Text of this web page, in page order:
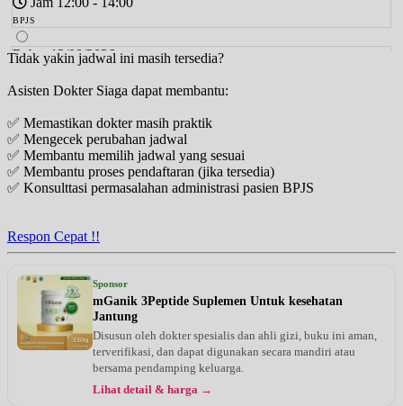
BPJS
Rabu, 12/08/2026
Jam 14:00 - 16:00
EKSEKUTIF
Kamis, 13/08/2026
Jam 09:00 - 11:00
BPJS
Kamis, 13/08/2026
Jam 12:00 - 14:00
Jumat, 14/08/2026
Jam 14:00 - 16:00
Sabtu, 15/08/2026
Tidak yakin jadwal ini masih tersedia?
Asisten Dokter Siaga dapat membantu:
✅ Memastikan dokter masih praktik
✅ Mengecek perubahan jadwal
✅ Membantu memilih jadwal yang sesuai
✅ Membantu proses pendaftaran (jika tersedia)
✅ Konsulttasi permasalahan administrasi pasien BPJS
Respon Cepat !!
Sponsor
mGanik 3Peptide Suplemen Untuk kesehatan
Jantung
Disusun oleh dokter spesialis dan ahli gizi, buku ini aman,
terverifikasi, dan dapat digunakan secara mandiri atau
bersama pendamping keluarga.
Lihat detail & harga →